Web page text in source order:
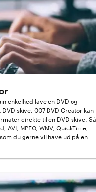
enkelhed lave en DVD og
skive. 007 DVD Creator kan
direkte til en DVD skive. Så
AVI, MPEG, WMV, QuickTime,
du gerne vil have ud på en